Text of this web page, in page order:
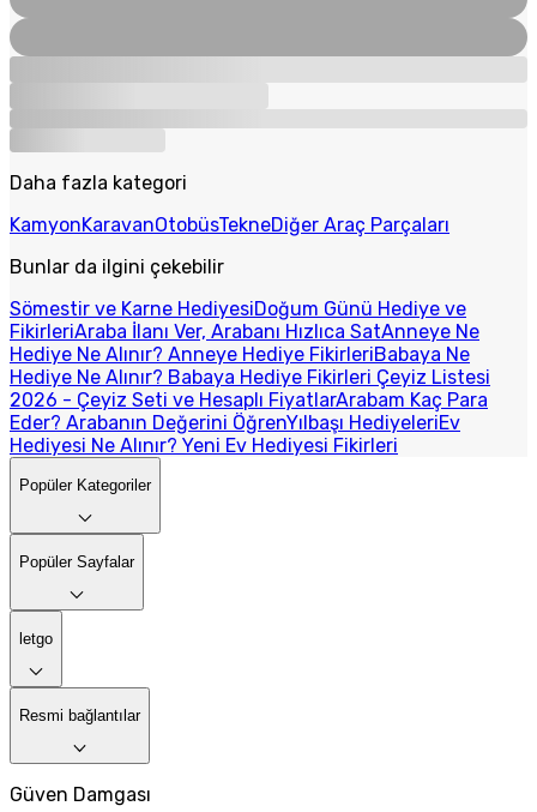
Daha fazla kategori
KamyonKaravanOtobüsTekneDiğer Araç Parçaları
Bunlar da ilgini çekebilir
Sömestir ve Karne HediyesiDoğum Günü Hediye ve
FikirleriAraba İlanı Ver, Arabanı Hızlıca SatAnneye Ne
Hediye Ne Alınır? Anneye Hediye FikirleriBabaya Ne
Hediye Ne Alınır? Babaya Hediye Fikirleri Çeyiz Listesi
2026 - Çeyiz Seti ve Hesaplı FiyatlarArabam Kaç Para
Eder? Arabanın Değerini ÖğrenYılbaşı HediyeleriEv
Hediyesi Ne Alınır? Yeni Ev Hediyesi Fikirleri
Popüler Kategoriler
Popüler Sayfalar
letgo
Resmi bağlantılar
Güven Damgası